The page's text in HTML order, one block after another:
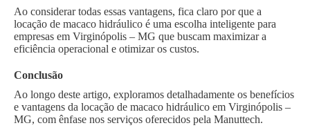
Ao considerar todas essas vantagens, fica claro por que a
locação de macaco hidráulico é uma escolha inteligente para
empresas em Virginópolis – MG que buscam maximizar a
eficiência operacional e otimizar os custos.
Conclusão
Ao longo deste artigo, exploramos detalhadamente os benefícios
e vantagens da locação de macaco hidráulico em Virginópolis –
MG, com ênfase nos serviços oferecidos pela Manuttech.